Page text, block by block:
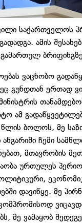
საქართველოს
ამის
ვაცნობო
გუნდთან ერთად
ამ
ბოლოს, მე
ჩემი
მთავრობის
ურთულეს
დავიწყე. მე
მე ვამაყობ